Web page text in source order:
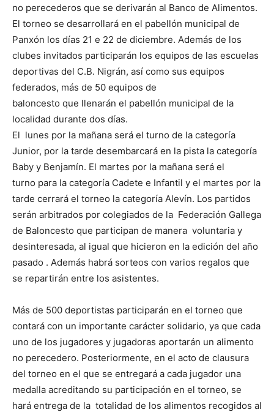
no perecederos que se derivarán al Banco de Alimentos.
El torneo se desarrollará en el pabellón municipal de
Panxón los días 21 e 22 de diciembre. Además de los
clubes invitados participarán los equipos de las escuelas
deportivas del C.B. Nigrán, así como sus equipos
federados, más de 50 equipos de
baloncesto que llenarán el pabellón municipal de la
localidad durante dos días.
El lunes por la mañana será el turno de la categoría
Junior, por la tarde desembarcará en la pista la categoría
Baby y Benjamín. El martes por la mañana será el
turno para la categoría Cadete e Infantil y el martes por la
tarde cerrará el torneo la categoría Alevín. Los partidos
serán arbitrados por colegiados de la Federación Gallega
de Baloncesto que participan de manera voluntaria y
desinteresada, al igual que hicieron en la edición del año
pasado . Además habrá sorteos con varios regalos que
se repartirán entre los asistentes.
Más de 500 deportistas participarán en el torneo que
contará con un importante carácter solidario, ya que cada
uno de los jugadores y jugadoras aportarán un alimento
no perecedero. Posteriormente, en el acto de clausura
del torneo en el que se entregará a cada jugador una
medalla acreditando su participación en el torneo, se
hará entrega de la totalidad de los alimentos recogidos al